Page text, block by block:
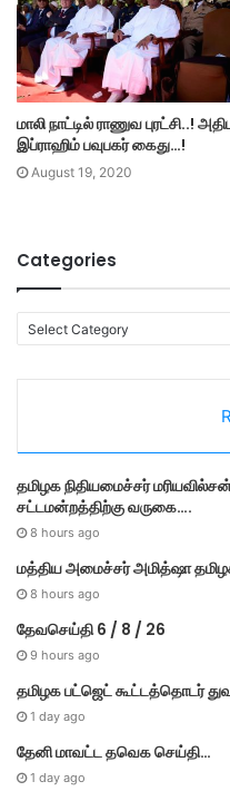
மாலி நாட்டில் ராணுவ புரட்சி..!
இப்ராஹிம் பவுபகர் கைது…!
August 19, 2020
Categories
a
i
e
s
தமி​ழ​க நிதியமைச்சர்
சட்டமன்றத்திற்கு வருகை….
8 hours ago
மத்திய அமைச்சர் அமித்ஷா
8 hours ago
தேவசெய்தி 6 / 8 / 26
9 hours ago
தமிழக பட்ஜெட் கூட்டத்தொடர்
1 day ago
தேனி மாவட்ட தவெக செய்தி…
1 day ago